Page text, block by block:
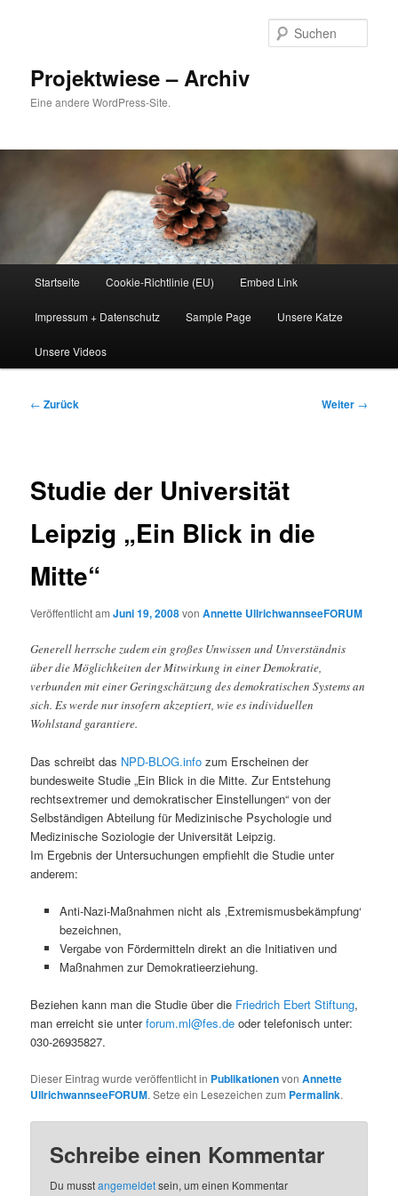
Projektwiese – Archiv
Eine andere WordPress-Site.
Startseite Cookie-Richtlinie (EU) Embed Link
Impressum + Datenschutz Sample Page Unsere Katze
Unsere Videos
Beitrags-
← Zurück Weiter →
Studie der Universität
Leipzig „Ein Blick in die
Mitte“
Veröffentlicht amJuni 19, 2008vonAnnette UllrichwannseeFORUM
Generell herrsche zudem ein großes Unwissen und Unverständnis
über die Möglichkeiten der Mitwirkung in einer Demokratie,
verbunden mit einer Geringschätzung des demokratischen Systems an
sich. Es werde nur insofern akzeptiert, wie es individuellen
Wohlstand garantiere.
Das schreibt das NPD-BLOG.info zum Erscheinen der
bundesweite Studie „Ein Blick in die Mitte. Zur Entstehung
rechtsextremer und demokratischer Einstellungen“ von der
Selbständigen Abteilung für Medizinische Psychologie und
Medizinische Soziologie der Universität Leipzig.
Im Ergebnis der Untersuchungen empfiehlt die Studie unter
anderem:
Anti-Nazi-Maßnahmen nicht als ‚Extremismusbekämpfung‘
bezeichnen,
Vergabe von Fördermitteln direkt an die Initiativen und
Maßnahmen zur Demokratieerziehung.
Beziehen kann man die Studie über die Friedrich Ebert Stiftung,
man erreicht sie unterforum.ml@fes.de oder telefonisch unter:
030-26935827.
Dieser Eintrag wurde veröffentlicht in PublikationenvonAnnette
UllrichwannseeFORUM. Setze ein Lesezeichen zum Permalink.
Schreibe einen Kommentar
Du musstangemeldetsein, um einen Kommentar